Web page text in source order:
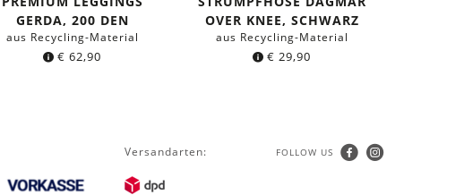
GERDA, 200 DEN
aus Recycling-Material
€ 62,90
OVER KNEE, SCHWARZ
aus Recycling-Material
€ 29,90
Versandarten: FOLLOW US